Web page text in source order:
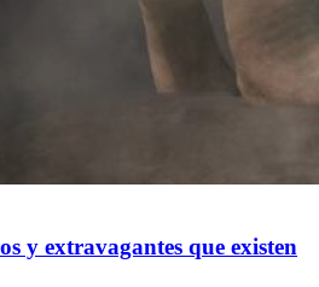
y extravagantes que existen